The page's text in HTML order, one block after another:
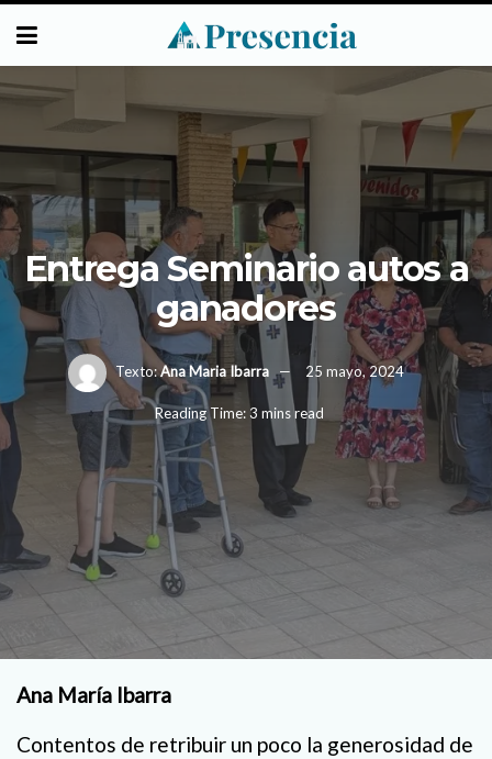
Entrega Seminario autos a
ganadores
Texto: Ana Maria Ibarra 25 mayo, 2024
Reading Time: 3 mins read
Ana María Ibarra
Contentos de retribuir un poco la generosidad de